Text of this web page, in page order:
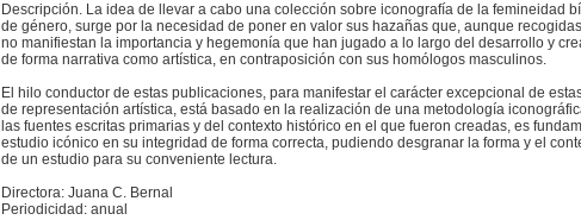
Descripción. La idea de llevar a cabo una colección sobre iconografía de la femineidad
de género, surge por la necesidad de poner en valor sus hazañas que, aunque
no manifiestan la importancia y hegemonía que han jugado a lo largo del desarrollo y
de forma narrativa como artística, en contraposición con sus homólogos masculinos.
El hilo conductor de estas publicaciones, para manifestar el carácter excepcional de
de representación artística, está basado en la realización de una metodología
las fuentes escritas primarias y del contexto histórico en el que fueron creadas, es
estudio icónico en su integridad de forma correcta, pudiendo desgranar la forma y el
de un estudio para su conveniente lectura.
Directora: Juana C. Bernal
Periodicidad: anual